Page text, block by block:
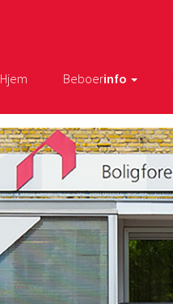
Hjem Beboerinfo